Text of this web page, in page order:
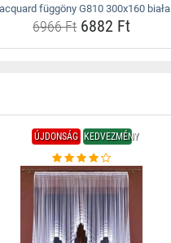
függöny G810 300x160 biała
6966 Ft6882 Ft
ÚJDONSÁG KEDVEZMÉNY